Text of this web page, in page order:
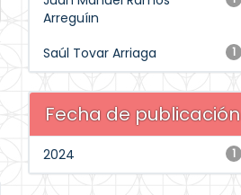
Arreguíın
1
Saúl Tovar Arriaga
Fecha de publicación
1
2024